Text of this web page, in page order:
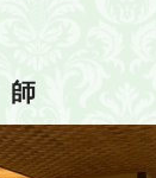
師